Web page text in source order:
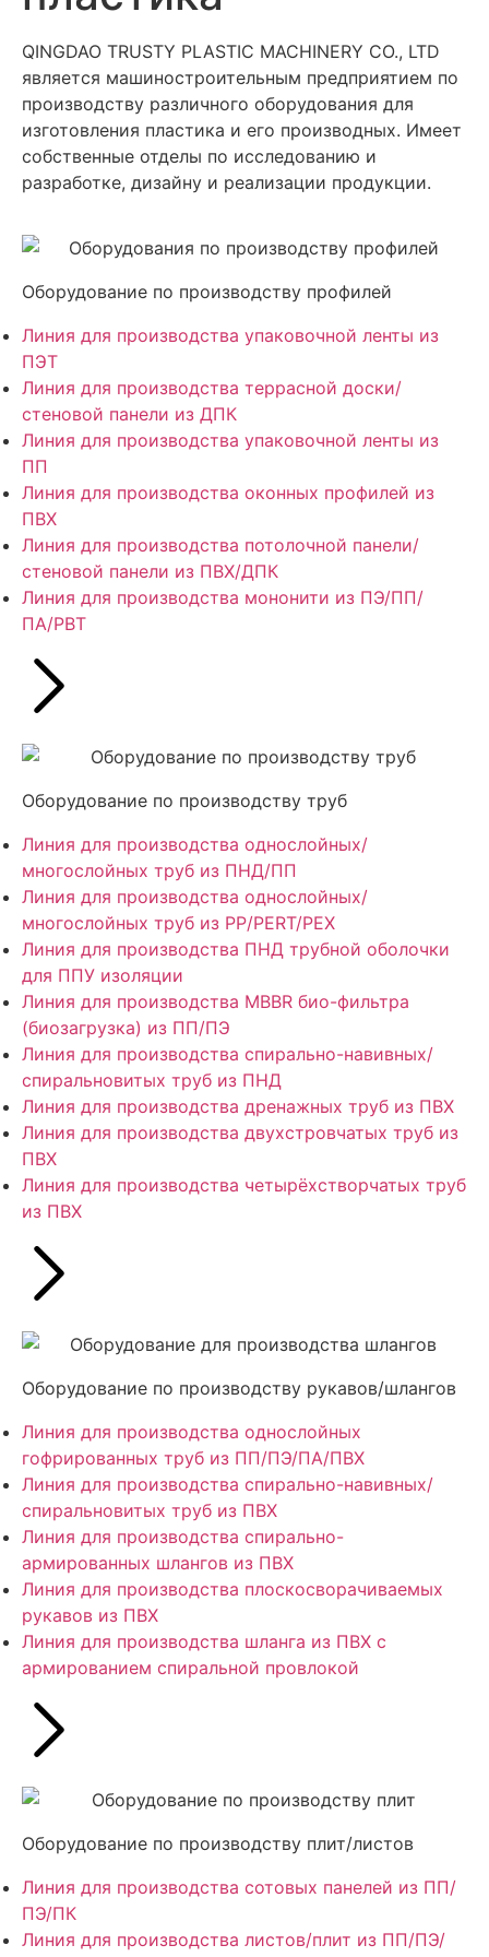
QINGDAO TRUSTY PLASTIC MACHINERY CO., LTD
является машиностроительным предприятием по
производству различного оборудования для
изготовления пластика и его производных. Имеет
собственные отделы по исследованию и
разработке, дизайну и реализации продукции.
Оборудование по производству профилей
Линия для производства упаковочной ленты из
ПЭТ
Линия для производства террасной доски/
стеновой панели из ДПК
Линия для производства упаковочной ленты из
ПП
Линия для производства оконных профилей из
ПВХ
Линия для производства потолочной панели/
стеновой панели из ПВХ/ДПК
Линия для производства мононити из ПЭ/ПП/
ПА/PBT
Оборудование по производству труб
Линия для производства однослойных/
многослойных труб из ПНД/ПП
Линия для производства однослойных/
многослойных труб из PP/PERT/PEX
Линия для производства ПНД трубной оболочки
для ППУ изоляции
Линия для производства MBBR био-фильтра
(биозагрузка) из ПП/ПЭ
Линия для производства спирально-навивных/
спиральновитых труб из ПНД
Линия для производства дренажных труб из ПВХ
Линия для производства двухстровчатых труб из
ПВХ
Линия для производства четырёхстворчатых труб
из ПВХ
Оборудование по производству рукавов/шлангов
Линия для производства однослойных
гофрированных труб из ПП/ПЭ/ПА/ПВХ
Линия для производства спирально-навивных/
спиральновитых труб из ПВХ
Линия для производства спирально-
армированных шлангов из ПВХ
Линия для производства плоскосворачиваемых
рукавов из ПВХ
Линия для производства шланга из ПВХ с
армированием спиральной провлокой
Оборудование по производству плит/листов
Линия для производства сотовых панелей из ПП/
ПЭ/ПК
Линия для производства листов/плит из ПП/ПЭ/